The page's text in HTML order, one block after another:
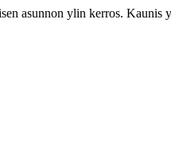
asunnon ylin kerros. Kaunis